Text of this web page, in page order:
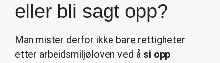
eller bli sagt opp?
Man mister derfor ikke bare rettigheter
etter arbeidsmiljøloven ved å si opp